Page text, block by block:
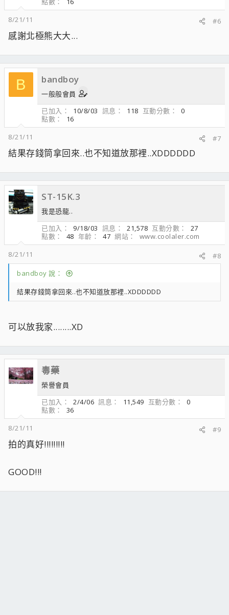
8/21/11
#6
感謝北極熊大大...
B bandboy
一般般會員
已加入
10/8/03 訊息 118 互動分數
0
點數
16
8/21/11
#7
結果存錢筒拿回來..也不知道放那裡..XDDDDDD
ST-15K.3
我是恐龍..
已加入
9/18/03 訊息 21,578 互動分數
27
點數
48 年齡 47 網站
www.coolaler.com
8/21/11
#8
bandboy 說：
結果存錢筒拿回來..也不知道放那裡..XDDDDDD
可以放我家........XD
毒藥
榮譽會員
已加入
2/4/06 訊息 11,549 互動分數
0
點數
36
8/21/11
#9
拍的真好!!!!!!!!!
GOOD!!!